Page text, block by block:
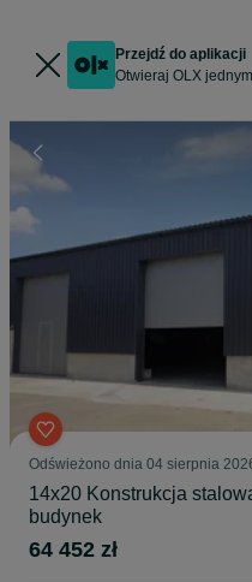
Przejdź do aplikacji
Otwieraj OLX
Odświeżono dnia 04 sierpnia
14x20 Konstrukcja
budynek
64 452 zł